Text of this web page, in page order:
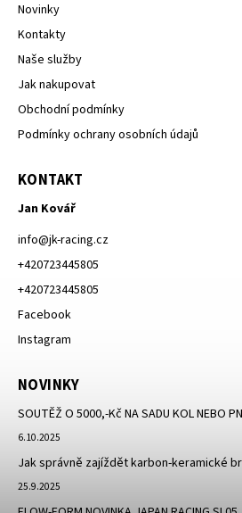
Novinky
Kontakty
Naše služby
Jak nakupovat
Obchodní podmínky
Podmínky ochrany osobních údajů
KONTAKT
Jan Kovář
info@jk-racing.cz
+420723445805
+420723445805
Facebook
Instagram
NOVINKY
SOUTĚŽ O 5000,-Kč NA SADU KOL NEBO
6.10.2025
Jak správně zajíždět karbon-keramické
25.9.2025